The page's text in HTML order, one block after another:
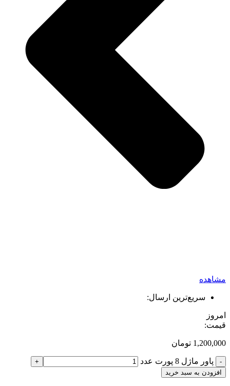
مشاهده
سریع‌ترین ارسال:
امروز
قیمت:
1,200,000 تومان
- پاور ماژل 8 پورت عدد
+
افزودن به سبد خرید